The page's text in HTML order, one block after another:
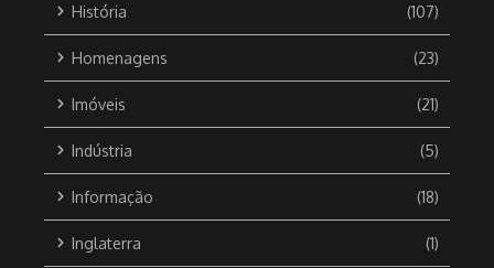
História (107)
Homenagens (23)
Imóveis (21)
Indústria (5)
Informação (18)
Inglaterra (1)